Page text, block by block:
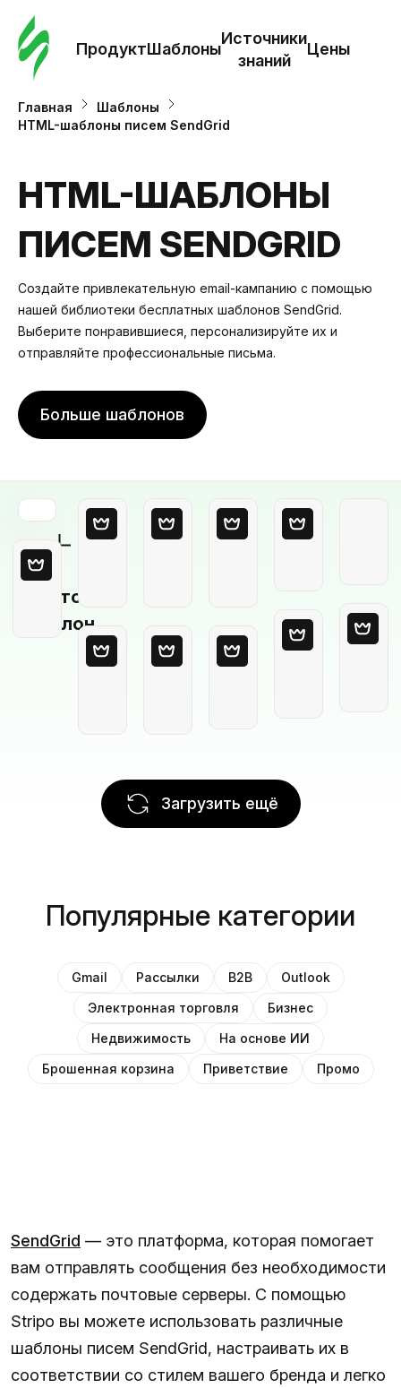
ПродуктШаблоны
Источники
знаний
Цены
Главная
Шаблоны
HTML-шаблоны писем SendGrid
HTML-ШАБЛОНЫ
ПИСЕМ SENDGRID
Создайте привлекательную email-кампанию с помощью
нашей библиотеки бесплатных шаблонов SendGrid.
Выберите понравившиеся, персонализируйте их и
отправляйте профессиональные письма.
Больше шаблонов
Пустой
шаблон
Загрузить ещё
Популярные категории
Gmail Рассылки B2B
Outlook
Электронная торговля
Бизнес
Недвижимость
На основе ИИ
Брошенная корзина
Приветствие Промо
SendGrid — это платформа, которая помогает
вам отправлять сообщения без необходимости
содержать почтовые серверы. С помощью
Stripo вы можете использовать различные
шаблоны писем SendGrid, настраивать их в
соответствии со стилем вашего бренда и легко